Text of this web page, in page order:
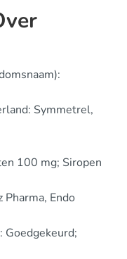
Symmetrel,
100 mg; Siropen
Endo